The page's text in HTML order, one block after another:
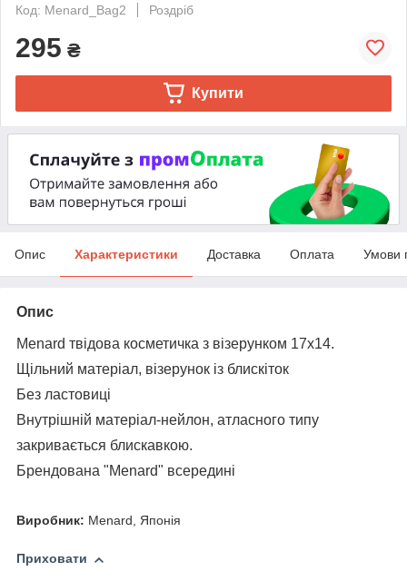
Код: Menard_Bag2
Роздріб
295 ₴
Купити
Опис Характеристики Доставка Оплата Умови
Опис
Menard твідова косметичка з візерунком 17х14.
Щільний матеріал, візерунок із блискіток
Без ластовиці
Внутрішній матеріал-нейлон, атласного типу
закривається блискавкою.
Брендована "Menard" всередині
Виробник: Menard, Японія
Приховати